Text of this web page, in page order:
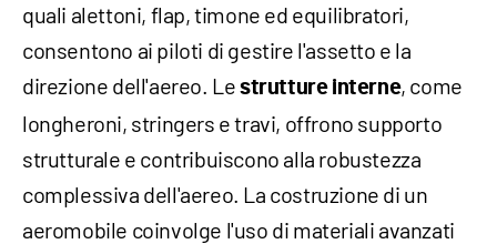
quali alettoni, flap, timone ed equilibratori,
consentono ai piloti di gestire l'assetto e la
direzione dell'aereo. Lestrutture interne, come
longheroni, stringers e travi, offrono supporto
strutturale e contribuiscono alla robustezza
complessiva dell'aereo. La costruzione di un
aeromobile coinvolge l'uso di materiali avanzati